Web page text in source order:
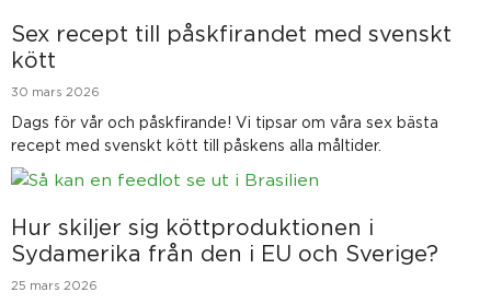
Sex recept till påskfirandet med svenskt
kött
30 mars 2026
Dags för vår och påskfirande! Vi tipsar om våra sex bästa
recept med svenskt kött till påskens alla måltider.
Hur skiljer sig köttproduktionen i
Sydamerika från den i EU och Sverige?
25 mars 2026